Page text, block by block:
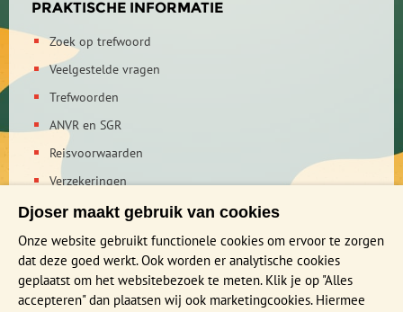
PRAKTISCHE INFORMATIE
Zoek op trefwoord
Veelgestelde vragen
Trefwoorden
ANVR en SGR
Reisvoorwaarden
Verzekeringen
Reis en boek met Djoser zekerheid
Privacy verklaring
MEER WETEN?
Djoser maakt gebruik van cookies
Onze website gebruikt functionele cookies om ervoor te zorgen
dat deze goed werkt. Ook worden er analytische cookies
geplaatst om het websitebezoek te meten. Klik je op "Alles
accepteren" dan plaatsen wij ook marketingcookies. Hiermee